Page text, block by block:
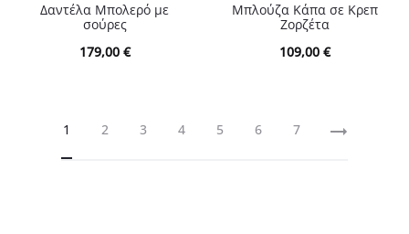
Δαντέλα Μπολερό με
σούρες
179,00 €
Μπλούζα Κάπα σε Κρεπ
Ζορζέτα
109,00 €
1 2 3 4 5 6 7